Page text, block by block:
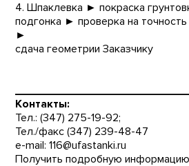
4. Шпаклевка ► покраска
подгонка ► проверка на
►
сдача геометрии Заказчику
Контакты:
Тел.: (347) 275-19-92;
Тел./факс (347) 239-48-47
e-mail:116@ufastanki.ru
Получить подробную